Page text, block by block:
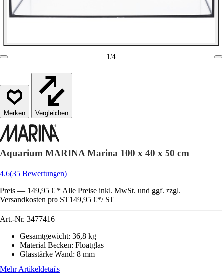
1/4
Vergleichen
Aquarium MARINA Marina 100 x 40 x 50 cm
4.6(35 Bewertungen)
Preis — 149,95 € * Alle Preise inkl. MwSt. und ggf. zzgl.
Versandkosten pro ST149,95 €*/ ST
Art.-Nr. 3477416
Gesamtgewicht: 36,8 kg
Material Becken: Floatglas
Glasstärke Wand: 8 mm
Mehr Artikeldetails